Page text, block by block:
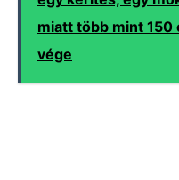
miatt több mint 150
vége